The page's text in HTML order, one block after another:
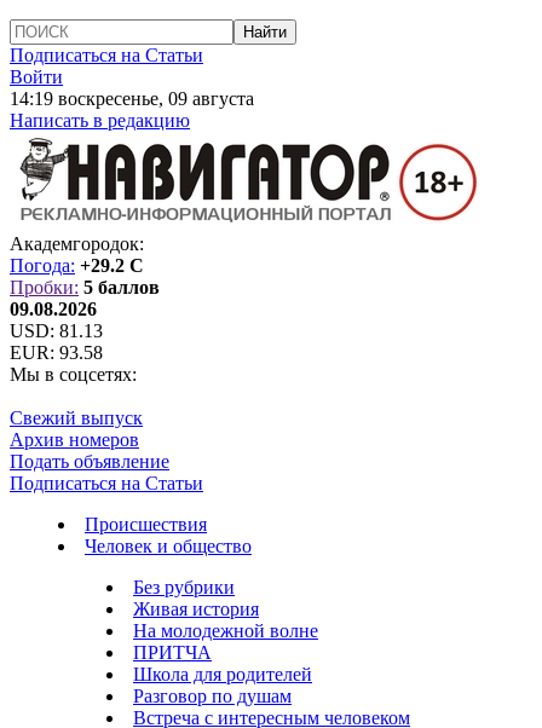
Подписаться на Статьи
Войти
14:19 воскресенье, 09 августа
Написать в редакцию
Академгородок:
Погода: +29.2 C
Пробки: 5 баллов
09.08.2026
USD: 81.13
EUR: 93.58
Мы в соцсетях:
Свежий выпуск
Архив номеров
Подать объявление
Подписаться на Статьи
Происшествия
Человек и общество
Без рубрики
Живая история
На молодежной волне
ПРИТЧА
Школа для родителей
Разговор по душам
Встреча с интересным человеком